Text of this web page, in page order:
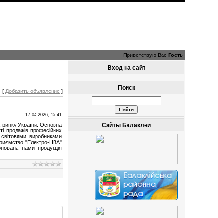
Приветствую Вас Гость
[ Добавить объявление ]
17.04.2026, 15:41
України. Основна
продажів професійних
виробниками
"Електро-НВА"
нами продукція
Вход на сайт
Поиск
Сайты Балаклеи